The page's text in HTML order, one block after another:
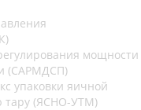
мощности
(САРМДСП)
упаковки яичной
тару (ЯСНО-УТМ)